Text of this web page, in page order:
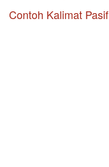
Contoh Kalimat Pasif